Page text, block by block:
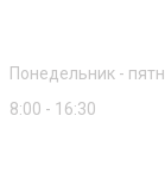
Понедельник -
8:00 - 16:30